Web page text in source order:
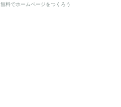
AmebaOwnd
無料でホームページをつくろう